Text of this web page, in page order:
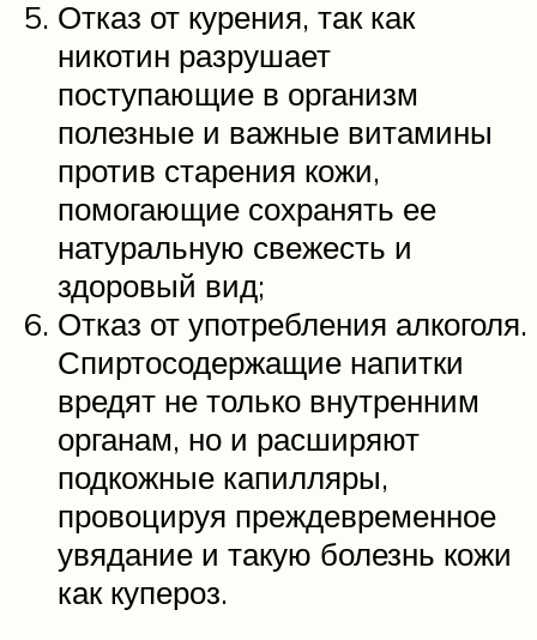
Отказ от курения, так как
никотин разрушает
поступающие в организм
полезные и важные витамины
против старения кожи,
помогающие сохранять ее
натуральную свежесть и
здоровый вид;
Отказ от употребления алкоголя.
Спиртосодержащие напитки
вредят не только внутренним
органам, но и расширяют
подкожные капилляры,
провоцируя преждевременное
увядание и такую болезнь кожи
как купероз.